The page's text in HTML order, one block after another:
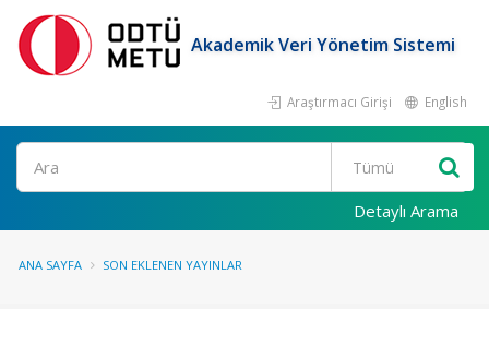
Akademik Veri Yönetim Sistemi
Araştırmacı Girişi English
Ara
Detaylı Arama
ANA SAYFA SON EKLENEN YAYINLAR